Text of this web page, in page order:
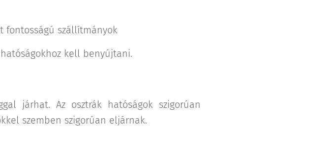
fontosságú szállítmányok
kell benyújtani.
járhat. Az osztrák hatóságok szigorúan
szemben szigorúan eljárnak.